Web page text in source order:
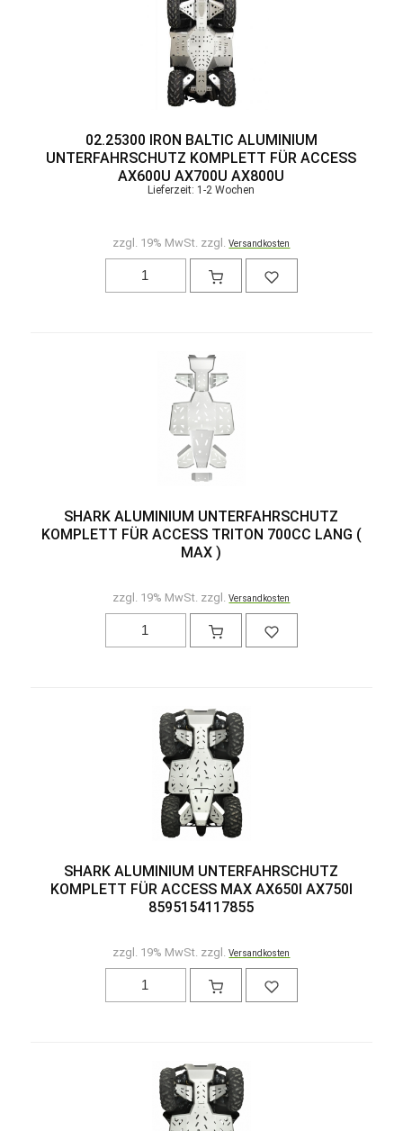
02.25300 IRON BALTIC ALUMINIUM
UNTERFAHRSCHUTZ KOMPLETT FÜR ACCESS
AX600U AX700U AX800U
Lieferzeit: 1-2 Wochen
zzgl. 19% MwSt. zzgl.Versandkosten
SHARK ALUMINIUM UNTERFAHRSCHUTZ
KOMPLETT FÜR ACCESS TRITON 700CC LANG (
MAX )
zzgl. 19% MwSt. zzgl.Versandkosten
SHARK ALUMINIUM UNTERFAHRSCHUTZ
KOMPLETT FÜR ACCESS MAX AX650I AX750I
8595154117855
zzgl. 19% MwSt. zzgl.Versandkosten